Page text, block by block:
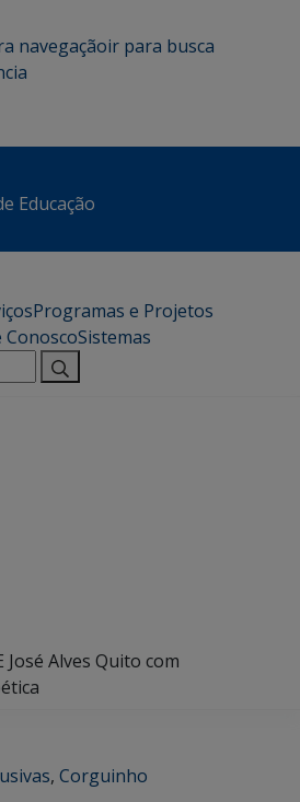
navegaçãoir para busca
Educação
Programas e Projetos
ConoscoSistemas
Alves Quito com
, Corguinho